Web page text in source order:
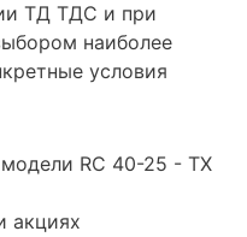
ТД ТДС и при
наиболее
условия
RC 40-25 - TX
акциях